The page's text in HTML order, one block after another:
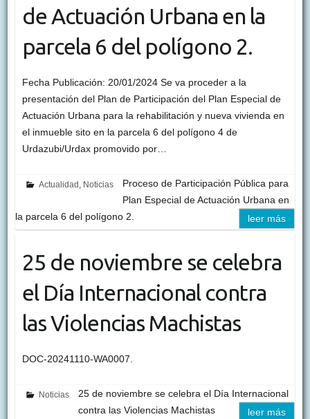
de Actuación Urbana en la
parcela 6 del polígono 2.
Fecha Publicación: 20/01/2024 Se va proceder a la
presentación del Plan de Participación del Plan Especial de
Actuación Urbana para la rehabilitación y nueva vivienda en
el inmueble sito en la parcela 6 del polígono 4 de
Urdazubi/Urdax promovido por…
Actualidad Noticias
Proceso de Participación Pública para
Plan Especial de Actuación Urbana en
la parcela 6 del polígono 2.
leer más
25 de noviembre se celebra
el Día Internacional contra
las Violencias Machistas
DOC-20241110-WA0007.
Noticias
25 de noviembre se celebra el Día Internacional
contra las Violencias Machistas
leer más